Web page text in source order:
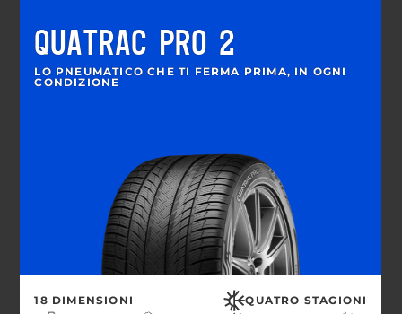
QUATRAC PRO 2
LO PNEUMATICO CHE TI FERMA PRIMA, IN OGNI
CONDIZIONE
18 DIMENSIONI QUATRO STAGIONI